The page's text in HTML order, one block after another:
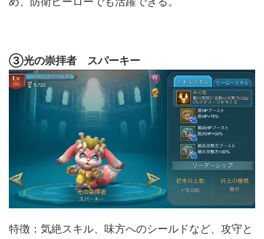
③光の崇拝者 スパーキー
特徴：気絶スキル、味方へのシールドなど、攻守と